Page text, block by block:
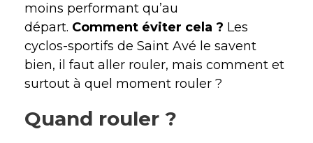
moins performant qu’au
départ. Comment éviter cela ? Les
cyclos-sportifs de Saint Avé le savent
bien, il faut aller rouler, mais comment et
surtout à quel moment rouler ?
Quand rouler ?